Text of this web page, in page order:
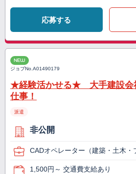
応募する
NEW
ジョブNo.A01490179
★経験活かせる★ 大手建設会
仕事！
派遣
非公開
CADオペレーター（建築・土木・
1,500円～ 交通費支給あり